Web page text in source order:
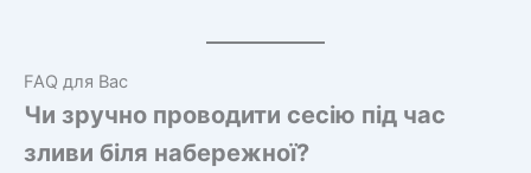
FAQ для Вас
Чи зручно проводити сесію під час
зливи біля набережної?